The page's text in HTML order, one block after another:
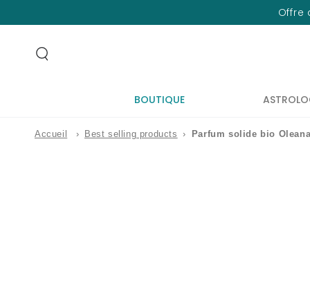
Offre
BOUTIQUE
Accueil › Best selling products › Parfum solide bio